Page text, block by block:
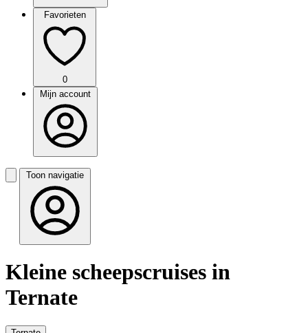
Favorieten
0
Mijn account
Toon navigatie
Kleine scheepscruises in
Ternate